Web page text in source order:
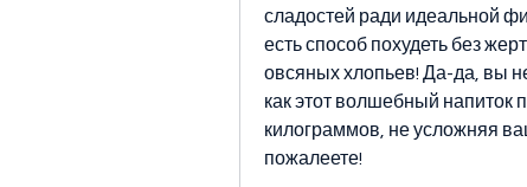
сладостей ради идеальной
есть способ похудеть без
овсяных хлопьев! Да-да, вы
как этот волшебный напиток
килограммов, не усложняя
пожалеете!